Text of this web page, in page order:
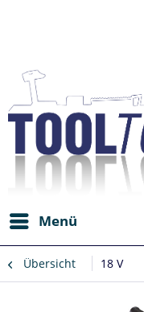
Menü
Übersicht 18 V